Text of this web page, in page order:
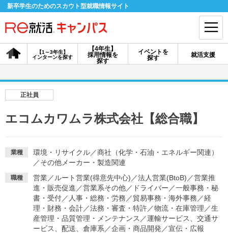
新卒学生のためのスカウト型就職情報サイト
【4年生】
採用情報を
探す
【1～3年生】
インターンを探す
イベントを
探す
就活支援
会員登録 ログイン
採用情報を探す
説明会を探す
インターンを探す
イベントを探す スカウト お知らせ
就活ノウハウ・サポート
正社員
エコムカワムラ株式会社【総合職】
業種 環境・リサイクル／商社（化学・石油・エネルギー関連）
／その他メーカー・製造関連
職種 営業／ ルート営業(得意先中心) ／法人営業(BtoB) ／営業推
進・販売促進 ／営業系その他／ ドライバー ／一般事務・秘
書・受付／ 人事・総務・労務 ／貿易事務・海外事務 ／経
理・財務・会計／法務・審査・特許／物流・在庫管理 ／生
産管理・品質管理・メンテナンス ／運輸サービス、交通サ
ービス、配送、倉庫系 ／企画・商品開発 ／宣伝・広報